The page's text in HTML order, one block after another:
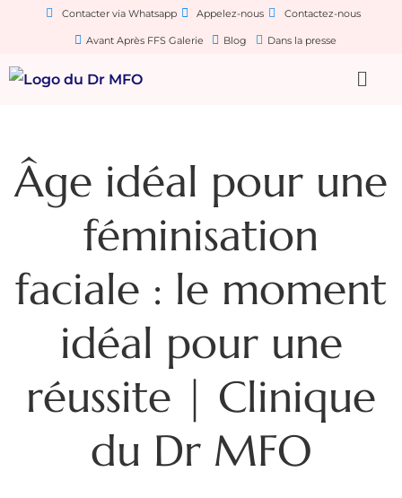
Contacter via Whatsapp Appelez-nous Contactez-nous
Avant Après FFS Galerie Blog Dans la presse
Âge idéal pour une
féminisation
faciale : le moment
idéal pour une
réussite | Clinique
du Dr MFO